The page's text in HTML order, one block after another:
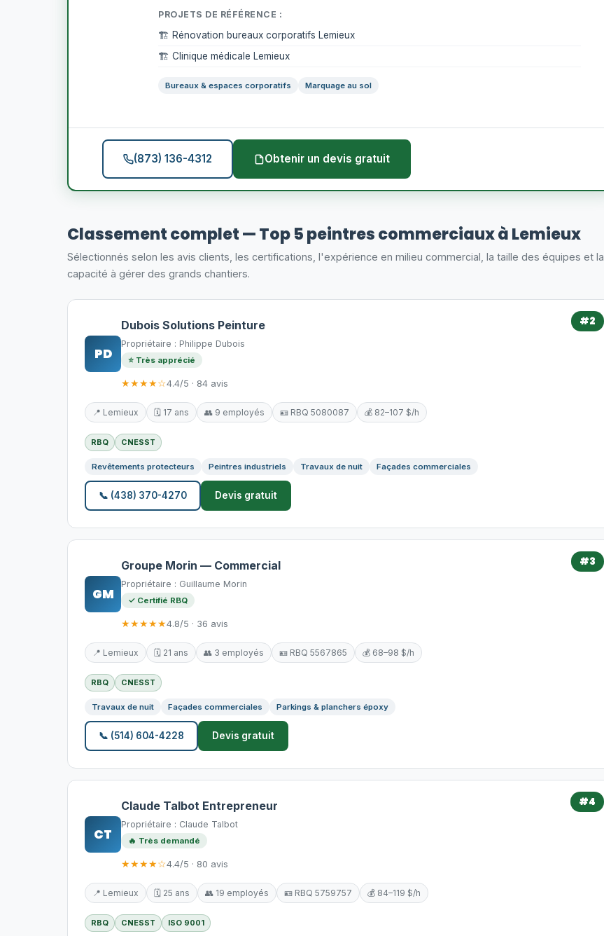
PROJETS DE RÉFÉRENCE :
🏗️ Rénovation bureaux corporatifs Lemieux
🏗️ Clinique médicale Lemieux
Bureaux & espaces corporatifs Marquage au sol
(873) 136-4312 Obtenir un devis gratuit
Classement complet — Top 5 peintres commerciaux à Lemieux
Sélectionnés selon les avis clients, les certifications, l'expérience en milieu commercial, la taille des équipes et la
capacité à gérer des grands chantiers.
#2
PD
Dubois Solutions Peinture
Propriétaire : Philippe Dubois
⭐ Très apprécié
★★★★☆4.4/5 · 84 avis
📍 Lemieux 🗓️ 17 ans 👥 9 employés 🪪 RBQ 5080087 💰 82–107 $/h
RBQ CNESST
Revêtements protecteurs Peintres industriels Travaux de nuit Façades commerciales
📞 (438) 370-4270 Devis gratuit
#3
GM
Groupe Morin — Commercial
Propriétaire : Guillaume Morin
✓ Certifié RBQ
★★★★★4.8/5 · 36 avis
📍 Lemieux 🗓️ 21 ans 👥 3 employés 🪪 RBQ 5567865 💰 68–98 $/h
RBQ CNESST
Travaux de nuit Façades commerciales Parkings & planchers époxy
📞 (514) 604-4228 Devis gratuit
#4
CT
Claude Talbot Entrepreneur
Propriétaire : Claude Talbot
🔥 Très demandé
★★★★☆4.4/5 · 80 avis
📍 Lemieux 🗓️ 25 ans 👥 19 employés 🪪 RBQ 5759757 💰 84–119 $/h
RBQ CNESST ISO 9001